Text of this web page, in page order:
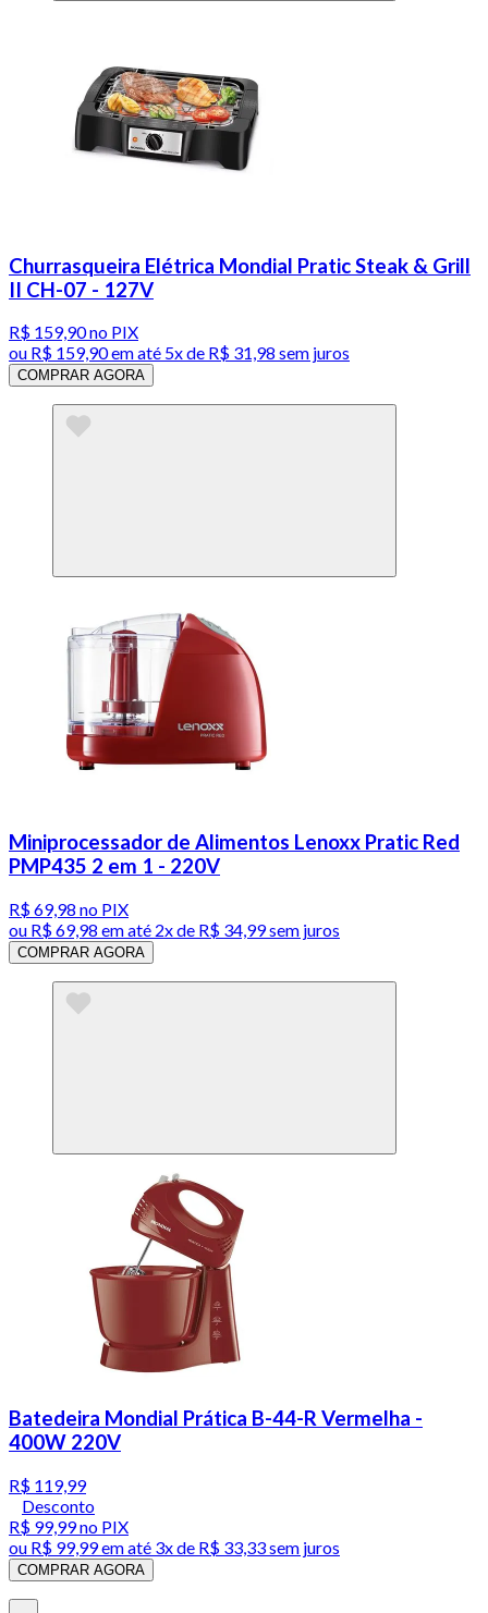
Churrasqueira Elétrica Mondial Pratic Steak & Grill
II CH-07 - 127V
R$ 159,90no PIX
ou R$ 159,90em até 5x de R$ 31,98 sem juros
COMPRAR AGORA
Miniprocessador de Alimentos Lenoxx Pratic Red
PMP435 2 em 1 - 220V
R$ 69,98 no PIX
ou R$ 69,98 em até 2x de R$ 34,99 sem juros
COMPRAR AGORA
Batedeira Mondial Prática B-44-R Vermelha -
400W 220V
R$ 119,99
Desconto
R$ 99,99no PIX
ou R$ 99,99em até 3x de R$ 33,33 sem juros
COMPRAR AGORA